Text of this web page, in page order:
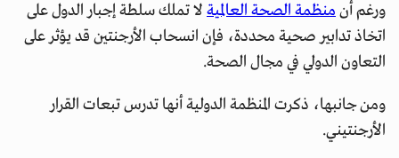
ورغم أنمنظمة الصحة العالمية لا تملك سلطة إجبار الدول على
اتخاذ تدابير صحية محددة، فإن انسحاب الأرجنتين قد يؤثر على
التعاون الدولي في مجال الصحة.
ومن جانبها، ذكرت المنظمة الدولية أنها تدرس تبعات القرار
الأرجنتيني.